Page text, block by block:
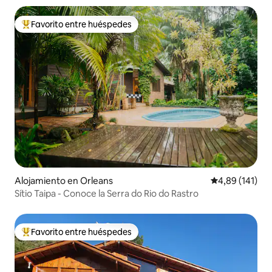
Favorito entre los huéspedes más destacados
Favorito entre huéspedes
Alojamiento en Orleans Calificación
4,89 (141)
Sítio Taipa - Conoce la Serra do Rio do Rastro
Favorito entre los huéspedes más destacados
Favorito entre huéspedes